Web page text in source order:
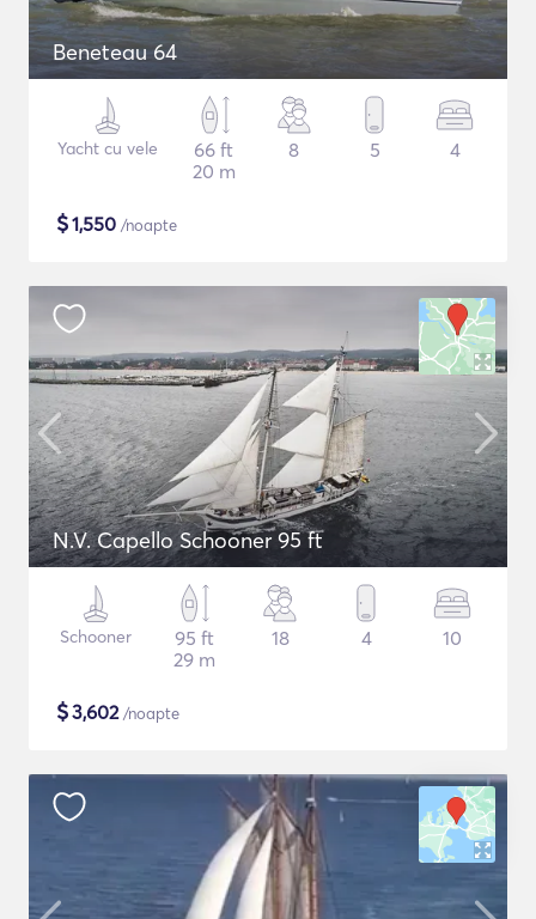
Beneteau 64
Yacht cu vele
66 ft
20 m
8 5 4
$1,550 /noapte
N.V. Capello Schooner 95 ft
Schooner
95 ft
29 m
18 4 10
$3,602/noapte